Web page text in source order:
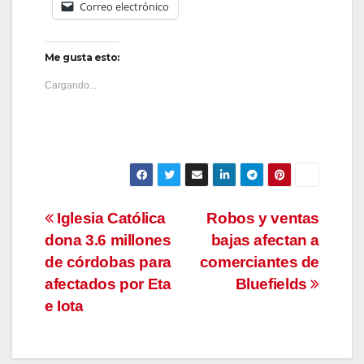
Correo electrónico
Me gusta esto:
Cargando...
Navegación
de
entradas
Robos y ventas
bajas afectan a
comerciantes de
Bluefields
Iglesia Católica
dona 3.6 millones
de córdobas para
afectados por Eta
e Iota